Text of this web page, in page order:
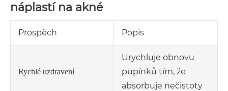
náplastí na akné
Prospěch Popis
Rychlé uzdravení
Urychluje obnovu
pupínků tím, že
absorbuje nečistoty